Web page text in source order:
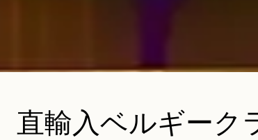
直輸入ベルギーク